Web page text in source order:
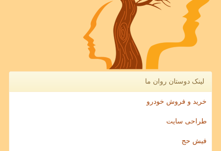
لینک دوستان روان ما
خرید و فروش خودرو
طراحی سایت
فیش حج